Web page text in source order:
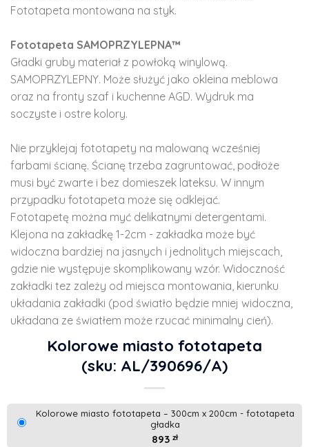
Fototapeta montowana na styk.
Fototapeta SAMOPRZYLEPNA™
Gładki gruby materiał z powłoką winylową.
SAMOPRZYLEPNY. Może służyć jako okleina meblowa
oraz na fronty szaf i kuchenne AGD. Wydruk ma
soczyste i ostre kolory.
Nie przyklejaj fototapety na malowaną wcześniej
farbami ścianę. Ścianę trzeba zagruntować, podłoże
musi być zwarte i bez domieszek lateksu. W innym
przypadku fototapeta może się odklejać.
Fototapetę można myć delikatnymi detergentami.
Klejona na zakładkę 1-2cm - zakładka może być
widoczna bardziej na jasnych i jednolitych miejscach,
gdzie nie występuje skomplikowany wzór. Widoczność
zakładki tez zależy od miejsca montowania, kierunku
układania zakładki (pod światło będzie mniej widoczna,
układana ze światłem może rzucać minimalny cień).
Kolorowe miasto fototapeta
(sku: AL/390696/A)
Kolorowe miasto fototapeta – 300cm x 200cm - fototapeta
gładka
893 zł